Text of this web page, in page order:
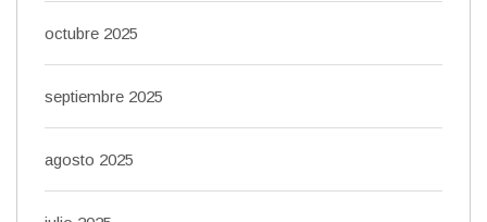
octubre 2025
septiembre 2025
agosto 2025